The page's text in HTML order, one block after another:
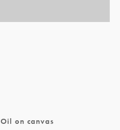
Oil on canvas